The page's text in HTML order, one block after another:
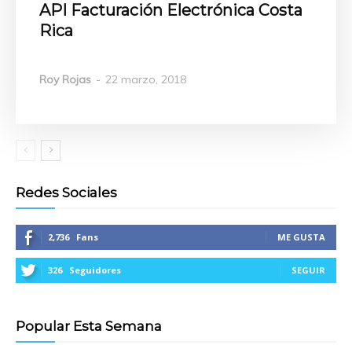
API Facturación Electrónica Costa
Rica
Roy Rojas - 22 marzo, 2018
Redes Sociales
2,736 Fans ME GUSTA
326 Seguidores SEGUIR
Popular Esta Semana